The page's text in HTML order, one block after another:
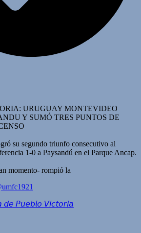
URUGUAY MONTEVIDEO
Y SUMÓ TRES PUNTOS DE
su segundo triunfo consecutivo al
1-0 a Paysandú en el Parque Ancap.
momento- rompió la
𝘗𝘶𝘦𝘣𝘭𝘰 𝘝𝘪𝘤𝘵𝘰𝘳𝘪𝘢